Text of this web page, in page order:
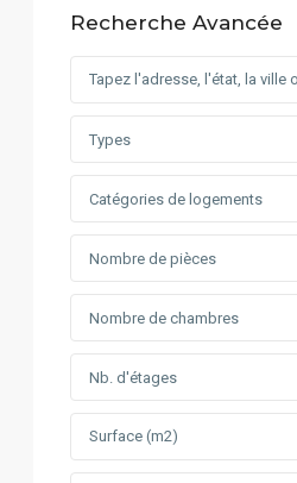
Recherche Avancée
Types
Catégories de logements
Nombre de pièces
Nombre de chambres
Nb. d'étages